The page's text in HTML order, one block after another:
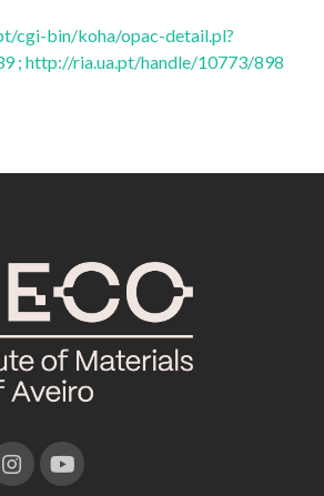
cgi-bin/koha/opac-detail.pl?
; http://ria.ua.pt/handle/10773/898